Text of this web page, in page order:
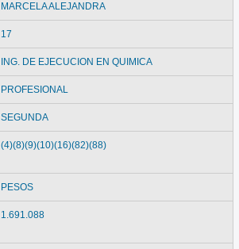
MARCELA ALEJANDRA
17
ING. DE EJECUCION EN QUIMICA
PROFESIONAL
SEGUNDA
(4)(8)(9)(10)(16)(82)(88)
PESOS
1.691.088